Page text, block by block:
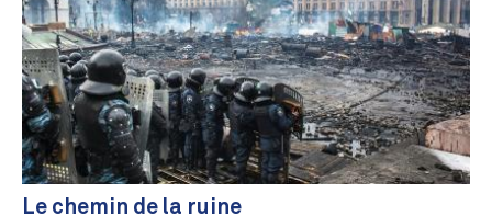
Le chemin de la ruine